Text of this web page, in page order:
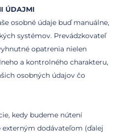
ÚDAJMI
osobné údaje buď manuálne,
systémov. Prevádzkovateľ
opatrenia nielen
a kontrolného charakteru,
osobných údajov čo
kedy budeme nútení
externým dodávateľom (ďalej